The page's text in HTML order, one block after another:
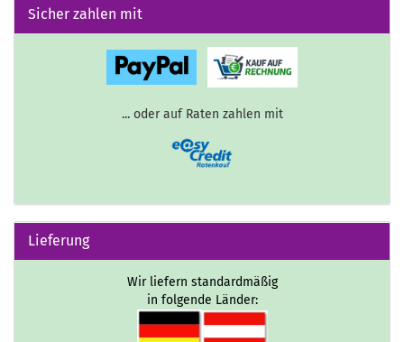
Sicher zahlen mit
... oder auf Raten zahlen mit
Lieferung
Wir liefern standardmäßig
in folgende Länder: